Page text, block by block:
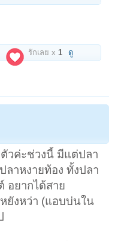
รักเลย x1 ดู
วค่ะช่วงนี้ มีแต่ปลา
าหงายท้อง ทั้งปลา
อยากได้สาย
ยังหว่า (แอบบ่นใน